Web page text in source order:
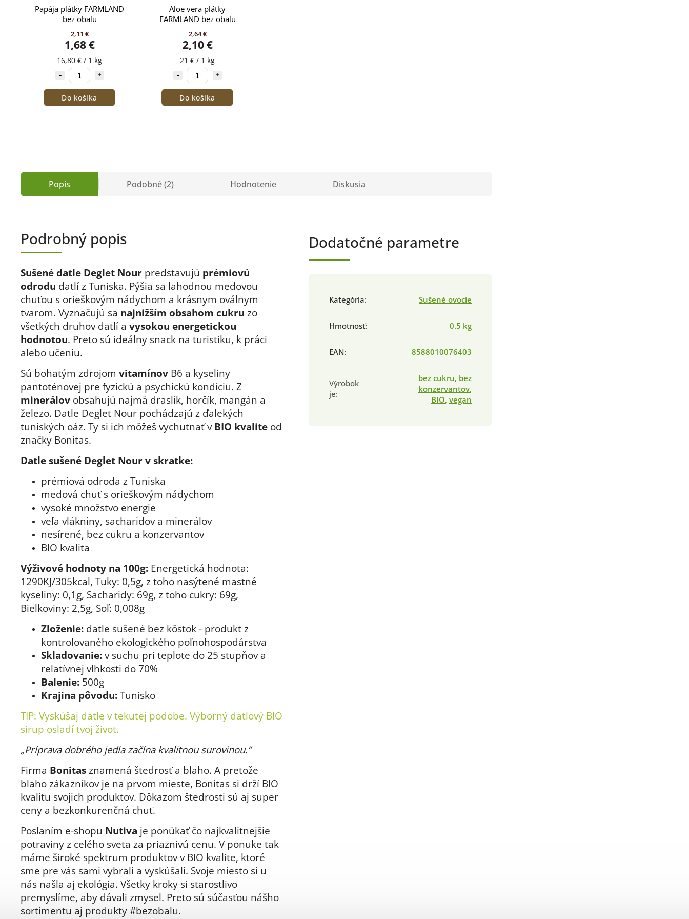
Papája plátky FARMLAND
bez obalu
2,11 €
1,68 €
16,80 € / 1 kg
Do košíka
Aloe vera plátky
FARMLAND bez obalu
2,64 €
2,10 €
21 € / 1 kg
Do košíka
Popis Podobné (2) Hodnotenie Diskusia
Podrobný popis
Sušené datle Deglet Nour predstavujú prémiovú
odrodu datlí z Tuniska. Pýšia sa lahodnou medovou
chuťou s orieškovým nádychom a krásnym oválnym
tvarom. Vyznačujú sa najnižším obsahom cukru zo
všetkých druhov datlí a vysokou energetickou
hodnotou. Preto sú ideálny snack na turistiku, k práci
alebo učeniu.
Sú bohatým zdrojom vitamínov B6 a kyseliny
pantoténovej pre fyzickú a psychickú kondíciu. Z
minerálov obsahujú najmä draslík, horčík, mangán a
železo. Datle Deglet Nour pochádzajú z ďalekých
tuniských oáz. Ty si ich môžeš vychutnať v BIO kvalite od
značky Bonitas.
Datle sušené Deglet Nour v skratke:
prémiová odroda z Tuniska
medová chuť s orieškovým nádychom
vysoké množstvo energie
veľa vlákniny, sacharidov a minerálov
nesírené, bez cukru a konzervantov
BIO kvalita
Výživové hodnoty na 100g: Energetická hodnota:
1290KJ/305kcal, Tuky: 0,5g, z toho nasýtené mastné
kyseliny: 0,1g, Sacharidy: 69g, z toho cukry: 69g,
Bielkoviny: 2,5g, Soľ: 0,008g
Zloženie: datle sušené bez kôstok - produkt z
kontrolovaného ekologického poľnohospodárstva
Skladovanie: v suchu pri teplote do 25 stupňov a
relatívnej vlhkosti do 70%
Balenie: 500g
Krajina pôvodu: Tunisko
TIP: Vyskúšaj datle v tekutej podobe. Výborný datlový BIO
sirup osladí tvoj život.
„Príprava dobrého jedla začína kvalitnou surovinou.”
Firma Bonitas znamená štedrosť a blaho. A pretože
blaho zákazníkov je na prvom mieste, Bonitas si drží BIO
kvalitu svojich produktov. Dôkazom štedrosti sú aj super
ceny a bezkonkurenčná chuť.
Poslaním e-shopu Nutiva je ponúkať čo najkvalitnejšie
potraviny z celého sveta za priaznivú cenu. V ponuke tak
máme široké spektrum produktov v BIO kvalite, ktoré
sme pre vás sami vybrali a vyskúšali. Svoje miesto si u
nás našla aj ekológia. Všetky kroky si starostlivo
premyslíme, aby dávali zmysel. Preto sú súčasťou nášho
sortimentu aj produkty #bezobalu.
Dodatočné parametre
Kategória: Sušené ovocie
Hmotnosť: 0.5 kg
EAN: 8588010076403
Výrobok
je:
bez cukru, bez
konzervantov,
BIO, vegan